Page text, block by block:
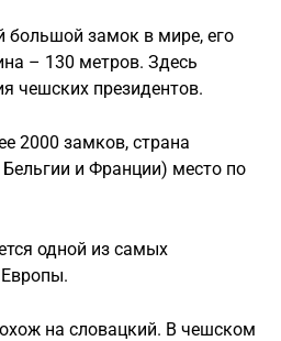
замок в мире, его
– 130 метров. Здесь
чешских президентов.
2000 замков, страна
и Франции) место по
одной из самых
Европы.
на словацкий. В чешском